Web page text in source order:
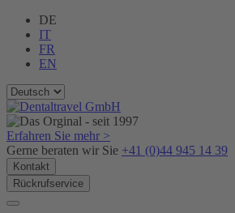
DE
IT
FR
EN
Erfahren Sie mehr >
Gerne beraten wir Sie +41 (0)44 945 14 39
Kontakt
Rückrufservice